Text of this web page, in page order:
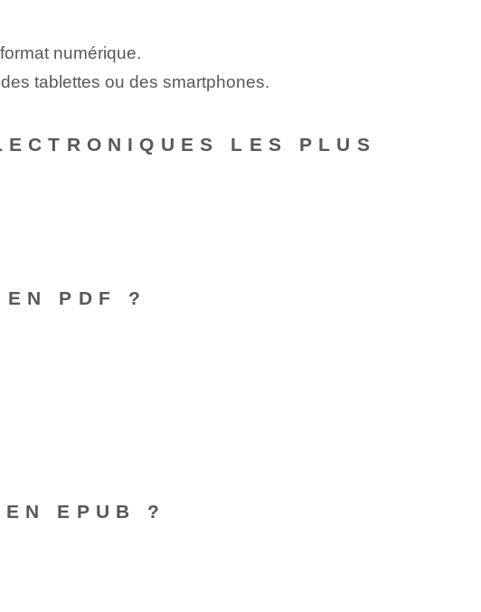
numérique.
tablettes ou des smartphones.
LES PLUS
EN PDF ?
EPUB ?